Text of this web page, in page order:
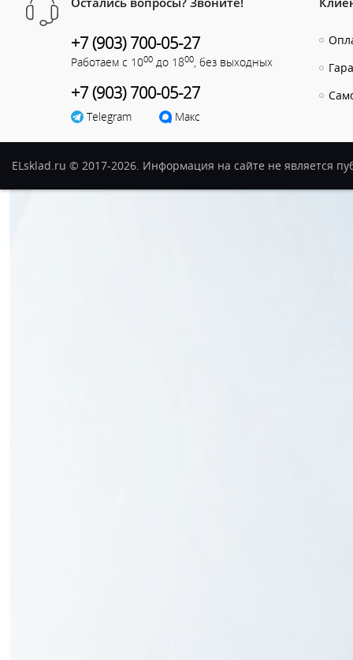
+7 (903) 700-05-27
Работаем с 1000 до 1800, без выходных
+7 (903) 700-05-27
Telegram Макс
ELsklad.ru © 2017-2026. Информация на сайте не является